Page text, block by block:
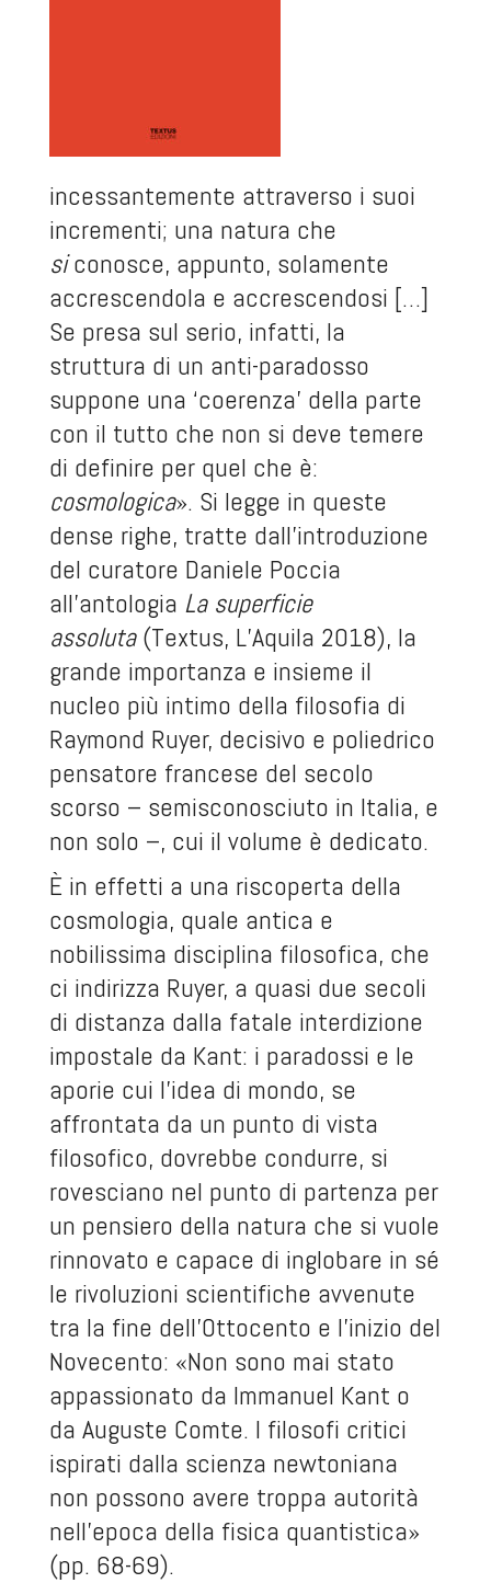
incessantemente attraverso i suoi
incrementi; una natura che
siconosce, appunto, solamente
accrescendola e accrescendosi […]
Se presa sul serio, infatti, la
struttura di un anti-paradosso
suppone una ‘coerenza’ della parte
con il tutto che non si deve temere
di definire per quel che è:
cosmologica». Si legge in queste
dense righe, tratte dall’introduzione
del curatore Daniele Poccia
all’antologia La superficie
assoluta(Textus, L’Aquila 2018), la
grande importanza e insieme il
nucleo più intimo della filosofia di
Raymond Ruyer, decisivo e poliedrico
pensatore francese del secolo
scorso – semisconosciuto in Italia, e
non solo –, cui il volume è dedicato.
È in effetti a una riscoperta della
cosmologia, quale antica e
nobilissima disciplina filosofica, che
ci indirizza Ruyer, a quasi due secoli
di distanza dalla fatale interdizione
impostale da Kant: i paradossi e le
aporie cui l’idea di mondo, se
affrontata da un punto di vista
filosofico, dovrebbe condurre, si
rovesciano nel punto di partenza per
un pensiero della natura che si vuole
rinnovato e capace di inglobare in sé
le rivoluzioni scientifiche avvenute
tra la fine dell’Ottocento e l’inizio del
Novecento: «Non sono mai stato
appassionato da Immanuel Kant o
da Auguste Comte. I filosofi critici
ispirati dalla scienza newtoniana
non possono avere troppa autorità
nell’epoca della fisica quantistica»
(pp. 68-69).